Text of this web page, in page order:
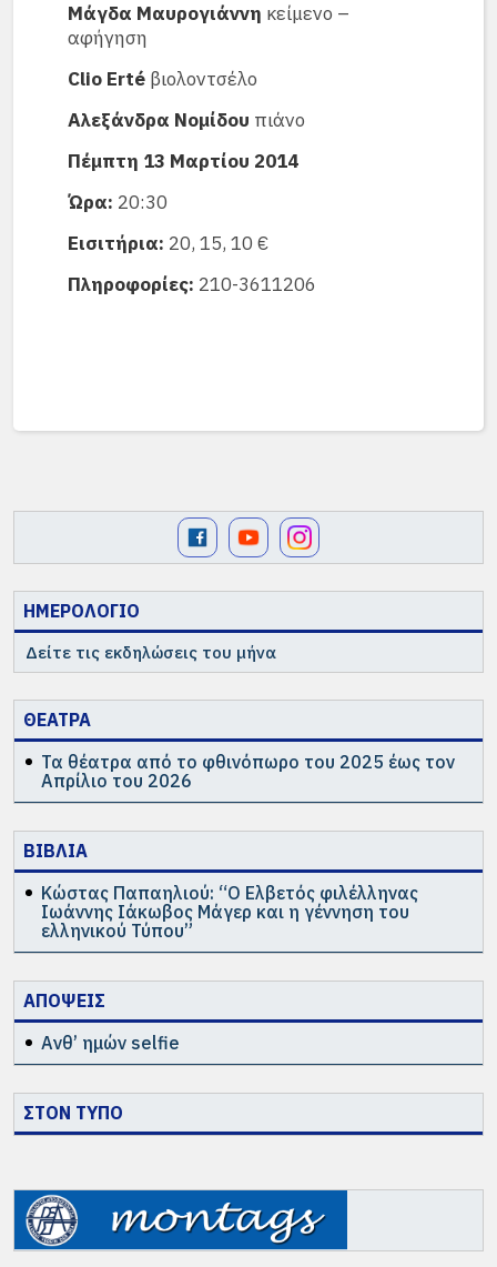
ΗΜΕΡΟΛΟΓΙΟ
Δείτε τις εκδηλώσεις του μήνα
ΘΕΑΤΡΑ
Τα θέατρα από το φθινόπωρο του 2025 έως τον
Απρίλιο του 2026
ΒΙΒΛΙΑ
Κώστας Παπαηλιού: “Ο Ελβετός φιλέλληνας
Ιωάννης Ιάκωβος Μάγερ και η γέννηση του
ελληνικού Τύπου”
ΑΠΟΨΕΙΣ
Ανθ’ ημών selfie
ΣΤΟΝ ΤΥΠΟ
Μάγδα Μαυρογιάννη κείμενο –
αφήγηση
Clio Erté βιολοντσέλο
Αλεξάνδρα Νομίδου πιάνο
Πέμπτη 13 Μαρτίου 2014
Ώρα: 20:30
Εισιτήρια: 20, 15, 10 €
Πληροφορίες: 210-3611206